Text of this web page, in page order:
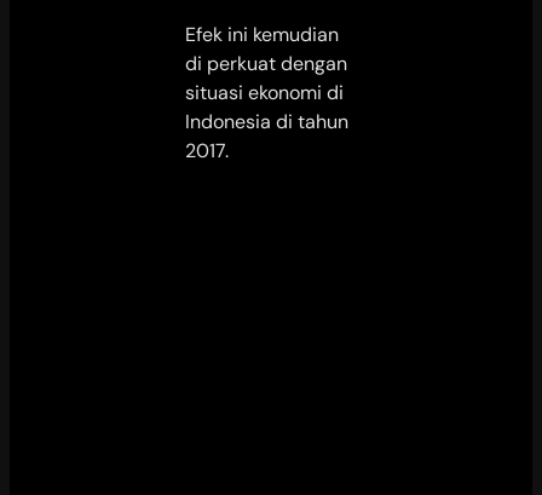
Efek ini kemudian
di perkuat dengan
situasi ekonomi di
Indonesia di tahun
2017.